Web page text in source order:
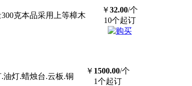
克本品采用上等樟木
￥32.00/个
10个起订
灯.蜡烛台.云板.铜
￥ 1500.00/个
1个起订